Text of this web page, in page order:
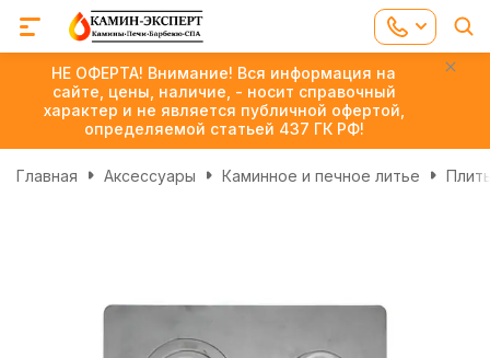
НЕ ОФЕРТА! Внимание! Вся информация на
сайте, цены, наличие, - носит справочный
характер и не является публичной офертой,
определяемой статьей 437 ГК РФ!
Главная Аксессуары Каминное и печное литье